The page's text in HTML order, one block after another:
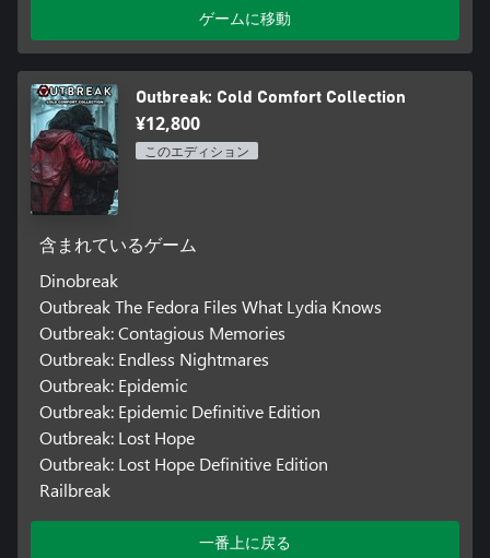
ゲームに移動
Outbreak: Cold Comfort Collection
¥12,800
このエディション
含まれているゲーム
Dinobreak
Outbreak The Fedora Files What Lydia Knows
Outbreak: Contagious Memories
Outbreak: Endless Nightmares
Outbreak: Epidemic
Outbreak: Epidemic Definitive Edition
Outbreak: Lost Hope
Outbreak: Lost Hope Definitive Edition
Railbreak
一番上に戻る